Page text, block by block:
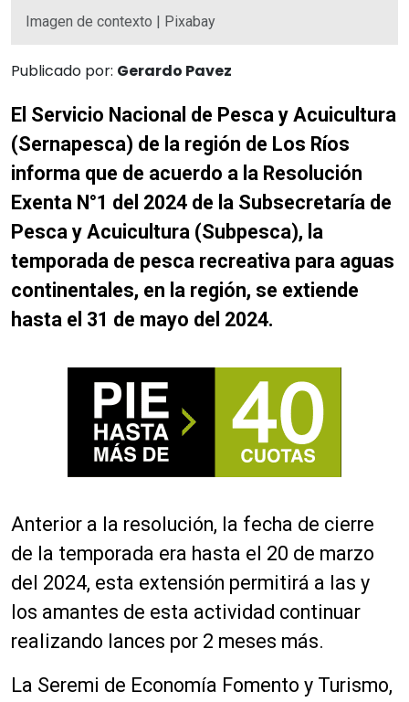
Imagen de contexto | Pixabay
Publicado por: Gerardo Pavez
El Servicio Nacional de Pesca y Acuicultura
(Sernapesca) de la región de Los Ríos
informa que de acuerdo a la Resolución
Exenta N°1 del 2024 de la Subsecretaría de
Pesca y Acuicultura (Subpesca), la
temporada de pesca recreativa para aguas
continentales, en la región, se extiende
hasta el 31 de mayo del 2024.
Anterior a la resolución, la fecha de cierre
de la temporada era hasta el 20 de marzo
del 2024, esta extensión permitirá a las y
los amantes de esta actividad continuar
realizando lances por 2 meses más.
La Seremi de Economía Fomento y Turismo,